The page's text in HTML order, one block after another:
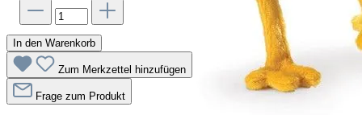
In den Warenkorb
Zum Merkzettel hinzufügen
Frage zum Produkt